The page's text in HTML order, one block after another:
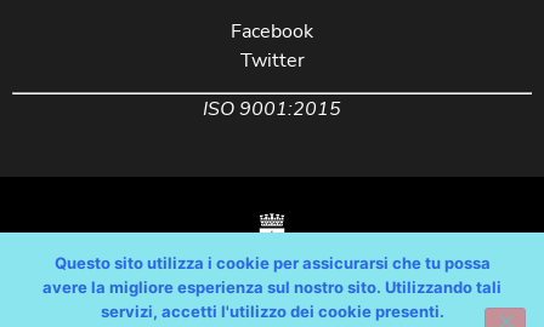
Facebook
Twitter
ISO 9001:2015
Copyright © Comune di Trieste – partita Iva 00210240321 – tutti i diritti
Questo sito utilizza i cookie per assicurarsi che tu possa
avere la migliore esperienza sul nostro sito. Utilizzando tali
servizi, accetti l'utilizzo dei cookie presenti.